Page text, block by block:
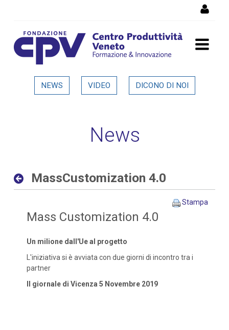
MassCustomization 4.0 -
NEWS VIDEO DICONO DI NOI
News
MassCustomization 4.0
Stampa
Mass Customization 4.0
Un milione dall'Ue al progetto
L'iniziativa si è avviata con due giorni di incontro tra i
partner
Il giornale di Vicenza 5 Novembre 2019